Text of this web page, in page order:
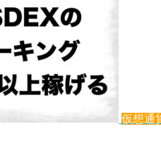
仮想通